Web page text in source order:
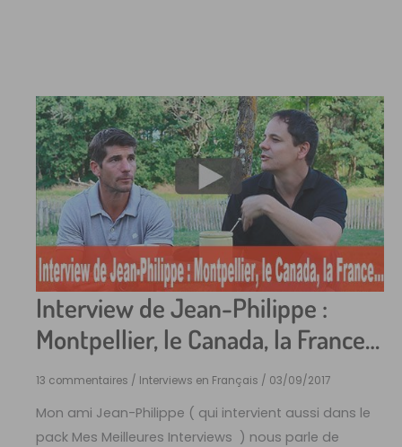
Interview de Jean-Philippe :
Montpellier, le Canada, la France…
13 commentaires / Interviews en Français / 03/09/2017
Mon ami Jean-Philippe ( qui intervient aussi dans le
pack Mes Meilleures Interviews ) nous parle de